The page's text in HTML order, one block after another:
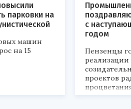
парковки на
машин
на 15
с
годом
Пензенцы
реализации
проектов
родины и